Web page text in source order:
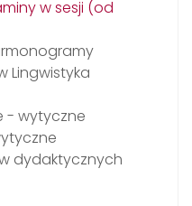
w sesji (od
Lingwistyka
- wytyczne
dydaktycznych